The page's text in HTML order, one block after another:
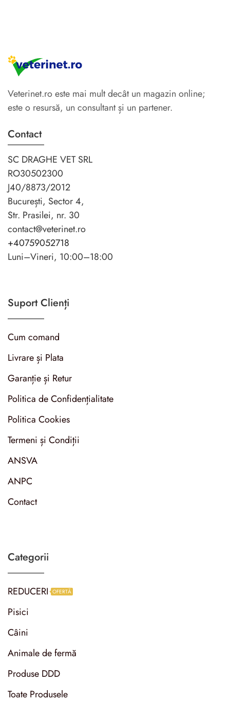
Veterinet.ro este mai mult decât un magazin online;
este o resursă, un consultant și un partener.
Contact
SC DRAGHE VET SRL
RO30502300
J40/8873/2012
București, Sector 4,
Str. Prasilei, nr. 30
contact@veterinet.ro
+40759052718
Luni–Vineri, 10:00–18:00
Suport Clienți
Cum comand
Livrare și Plata
Garanție și Retur
Politica de Confidențialitate
Politica Cookies
Termeni și Condiții
ANSVA
ANPC
Contact
Categorii
REDUCERI OFERTĂ
Pisici
Câini
Animale de fermă
Produse DDD
Toate Produsele